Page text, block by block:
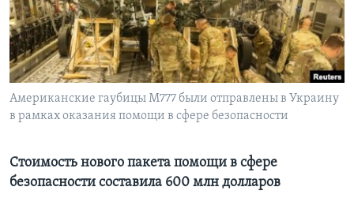
Learning English
СОЦИАЛЬНЫЕ СЕТИ
Американские гаубицы M777 были отправлены в Украину
в рамках оказания помощи в сфере безопасности
Стоимость нового пакета помощи в сфере
безопасности составила 600 млн долларов